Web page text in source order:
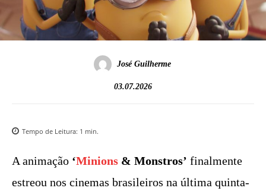
José Guilherme
03.07.2026
Tempo de Leitura: 1 min.
A animação ‘Minions & Monstros’ finalmente
estreou nos cinemas brasileiros na última quinta-